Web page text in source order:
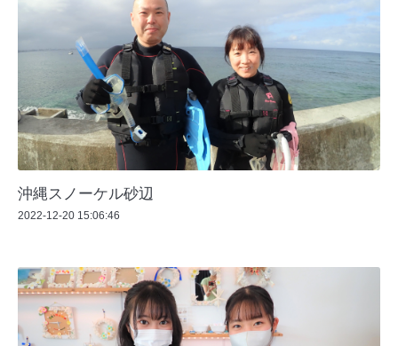
沖縄スノーケル砂辺
2022-12-20 15:06:46